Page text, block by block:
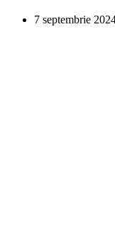
7 septembrie